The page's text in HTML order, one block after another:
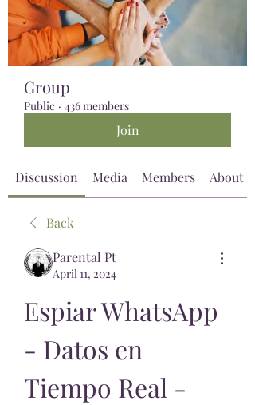
Group
Public · 436 members
Join
Discussion Media Members About
Back
Parental Pt
April 11, 2024
Espiar WhatsApp
- Datos en
Tiempo Real -